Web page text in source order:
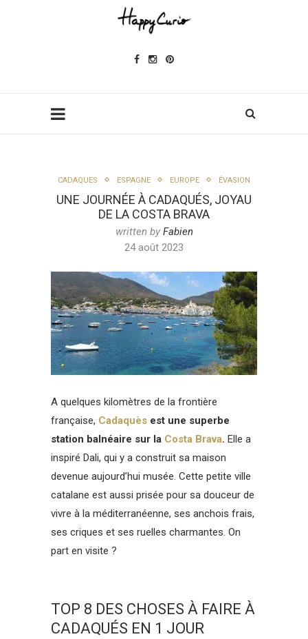
CADAQUES ESPAGNE EUROPE ÉVASION
UNE JOURNÉE À CADAQUÉS, JOYAU
DE LA COSTA BRAVA
written by Fabien
24 août 2023
A quelques kilomètres de la frontière
française, Cadaquès est une superbe
station balnéaire sur la Costa Brava. Elle a
inspiré Dali, qui y a construit sa maison
devenue aujourd’hui musée. Cette petite ville
catalane est aussi prisée pour sa douceur de
vivre à la méditerranéenne, ses anchois frais,
ses criques et ses ruelles charmantes. On
part en visite ?
TOP 8 DES CHOSES À FAIRE À
CADAQUÉS EN 1 JOUR